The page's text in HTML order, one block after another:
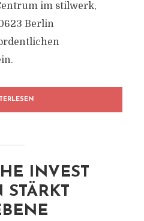
im stilwerk,
Berlin
INVEST